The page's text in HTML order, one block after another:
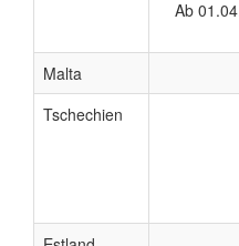
Ab
Malta
Tschechien